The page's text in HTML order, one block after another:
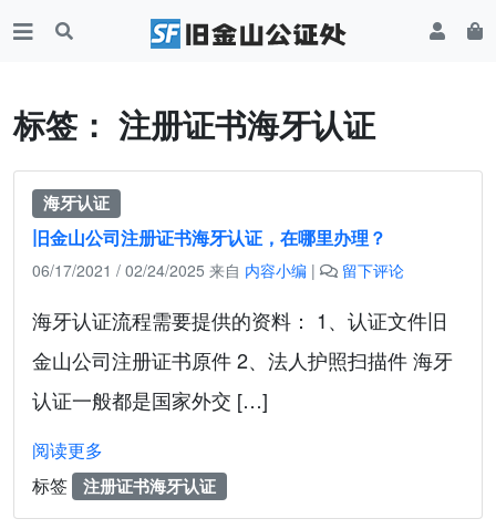
标签： 注册证书海牙认证
海牙认证
旧金山公司注册证书海牙认证，在哪里办理？
06/17/2021 / 02/24/2025 来自 内容小编 | 留下评论
海牙认证流程需要提供的资料： 1、认证文件旧
金山公司注册证书原件 2、法人护照扫描件 海牙
认证一般都是国家外交 […]
阅读更多
标签
注册证书海牙认证